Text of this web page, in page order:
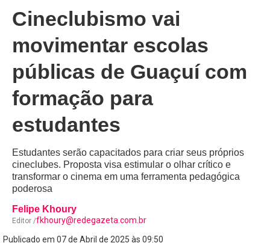
Cineclubismo vai
movimentar escolas
públicas de Guaçuí com
formação para
estudantes
Estudantes serão capacitados para criar seus próprios
cineclubes. Proposta visa estimular o olhar crítico e
transformar o cinema em uma ferramenta pedagógica
poderosa
Felipe Khoury
Editor /fkhoury@redegazeta.com.br
Publicado em 07 de Abril de 2025 às 09:50